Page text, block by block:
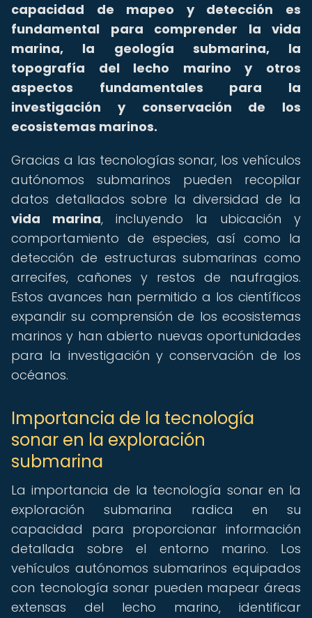
capacidad de mapeo y detección es
fundamental para comprender la vida
marina, la geología submarina, la
topografía del lecho marino y otros
aspectos fundamentales para la
investigación y conservación de los
ecosistemas marinos.
Gracias a las tecnologías sonar, los vehículos
autónomos submarinos pueden recopilar
datos detallados sobre la diversidad de la
vida marina, incluyendo la ubicación y
comportamiento de especies, así como la
detección de estructuras submarinas como
arrecifes, cañones y restos de naufragios.
Estos avances han permitido a los científicos
expandir su comprensión de los ecosistemas
marinos y han abierto nuevas oportunidades
para la investigación y conservación de los
océanos.
Importancia de la tecnología
sonar en la exploración
submarina
La importancia de la tecnología sonar en la
exploración submarina radica en su
capacidad para proporcionar información
detallada sobre el entorno marino. Los
vehículos autónomos submarinos equipados
con tecnología sonar pueden mapear áreas
extensas del lecho marino, identificar